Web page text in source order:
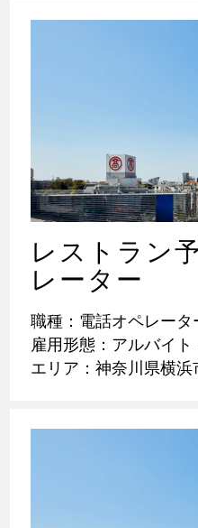
レストラン
レーター
職種：電話オペレータ
雇用形態：アルバイト
エリア：神奈川県横浜